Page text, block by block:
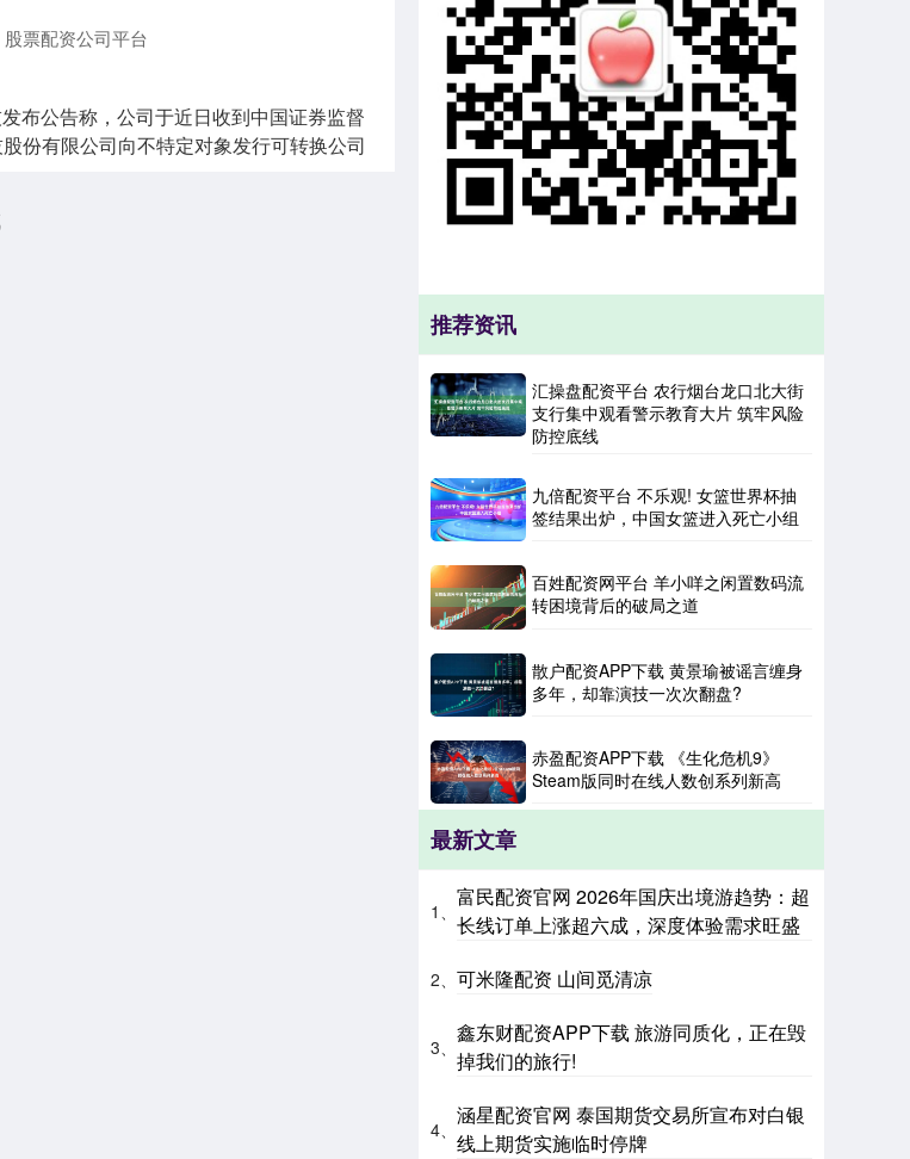
票配资公司平台
布公告称，公司于近日收到中国证券监督
份有限公司向不特定对象发行可转换公司
推荐资讯
汇操盘配资平台 农行烟台龙口北大街
支行集中观看警示教育大片 筑牢风险
防控底线
九倍配资平台 不乐观! 女篮世界杯抽
签结果出炉，中国女篮进入死亡小组
百姓配资网平台 羊小咩之闲置数码流
转困境背后的破局之道
散户配资APP下载 黄景瑜被谣言缠身
多年，却靠演技一次次翻盘?
赤盈配资APP下载 《生化危机9》
Steam版同时在线人数创系列新高
最新文章
1、
富民配资官网 2026年国庆出境游趋势：超
长线订单上涨超六成，深度体验需求旺盛
2、 可米隆配资 山间觅清凉
3、
鑫东财配资APP下载 旅游同质化，正在毁
掉我们的旅行!
4、
涵星配资官网 泰国期货交易所宣布对白银
线上期货实施临时停牌